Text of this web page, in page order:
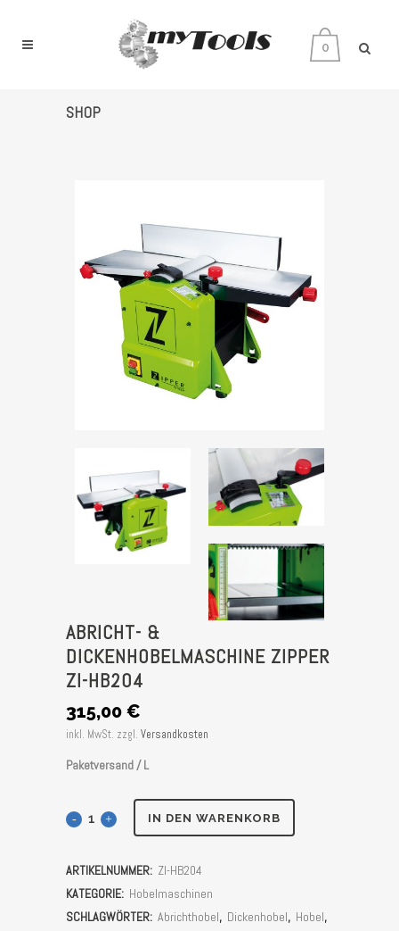
0
SHOP
ABRICHT- &
DICKENHOBELMASCHINE ZIPPER
ZI-HB204
315,00 €
inkl. MwSt. zzgl. Versandkosten
Paketversand / L
Abricht-
Zipper
IN DEN WARENKORB
ARTIKELNUMMER: ZI-HB204
KATEGORIE: Hobelmaschinen
SCHLAGWÖRTER: Abrichthobel, Dickenhobel, Hobel,